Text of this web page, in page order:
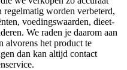
worden verbeterd,
voedingswaarden, dieet-
We raden je daarom aan
alvorens het product te
dan kan altijd contact